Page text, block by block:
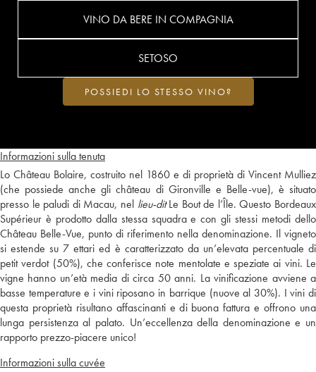
Informazioni sulla tenuta
Lo Château Bolaire, costruito nel 1860 e di proprietà di Vincent Mulliez
(che possiede anche gli château di Gironville e Belle-vue), è situato
presso le paludi di Macau, nel lieu-ditLe Bout de l’Île. Questo Bordeaux
Supérieur è prodotto dalla stessa squadra e con gli stessi metodi dello
Château Belle-Vue, punto di riferimento nella denominazione. Il vigneto
si estende su 7 ettari ed è caratterizzato da un’elevata percentuale di
petit verdot (50%), che conferisce note mentolate e speziate ai vini. Le
vigne hanno un’età media di circa 50 anni. La vinificazione avviene a
basse temperature e i vini riposano in barrique (nuove al 30%). I vini di
questa proprietà risultano affascinanti e di buona fattura e offrono una
lunga persistenza al palato. Un’eccellenza della denominazione e un
rapporto prezzo-piacere unico!
Informazioni sulla cuvée
VINO DA BERE IN COMPAGNIA
SETOSO
POSSIEDI LO STESSO VINO?